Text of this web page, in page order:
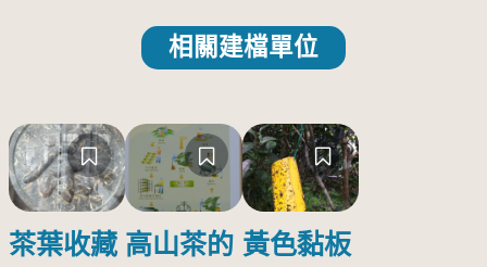
相關建檔單位
茶葉收藏 高山茶的 黃色黏板